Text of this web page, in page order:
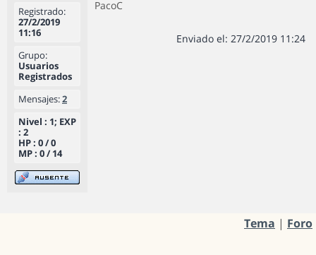
Registrado:
27/2/2019
11:16
Grupo:
Usuarios
Registrados
Mensajes:2
Nivel : 1; EXP
: 2
HP : 0 / 0
MP : 0 / 14
PacoC
Enviado el: 27/2/2019 11:24
Tema | Foro